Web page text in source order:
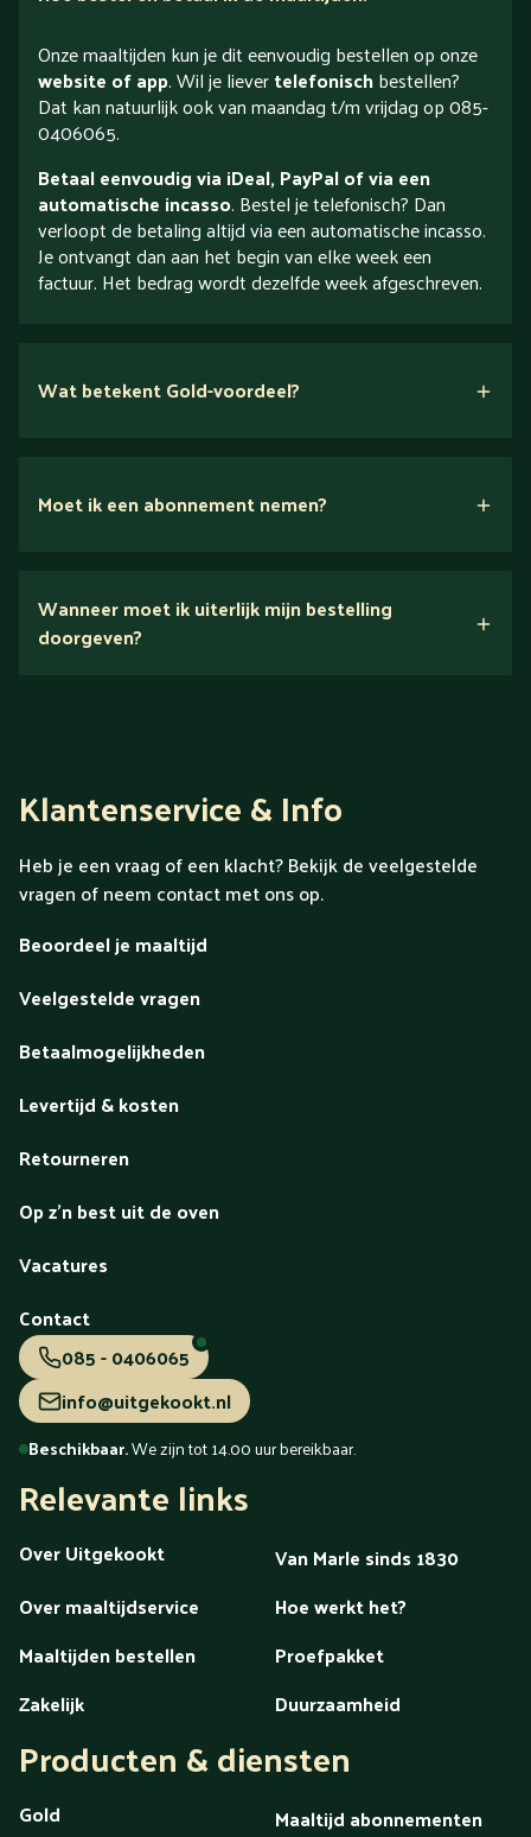
Onze maaltijden kun je dit eenvoudig bestellen op onze
website of app. Wil je lievertelefonischbestellen?
Dat kan natuurlijk ook van maandag t/m vrijdag op 085-
0406065.
Betaal eenvoudig via iDeal, PayPal of via een
automatische incasso. Bestel je telefonisch? Dan
verloopt de betaling altijd via een automatische incasso.
Je ontvangt dan aan het begin van elke week een
factuur. Het bedrag wordt dezelfde week afgeschreven.
Wat betekent Gold-voordeel?
Ontdek alles over Gold
Moet ik een abonnement nemen?
Wanneer moet ik uiterlijk mijn bestelling
doorgeven?
Klantenservice & Info
Heb je een vraag of een klacht? Bekijk de veelgestelde
vragen of neem contact met ons op.
Beoordeel je maaltijd
Veelgestelde vragen
Betaalmogelijkheden
Levertijd & kosten
Retourneren
Op z'n best uit de oven
Vacatures
Contact
085 - 0406065
info@uitgekookt.nl
Beschikbaar.We zijn tot 14.00 uur bereikbaar.
Relevante links
Over Uitgekookt
Van Marle sinds 1830
Over maaltijdservice
Hoe werkt het?
Maaltijden bestellen
Proefpakket
Zakelijk
Duurzaamheid
Producten & diensten
Gold
Maaltijd abonnementen